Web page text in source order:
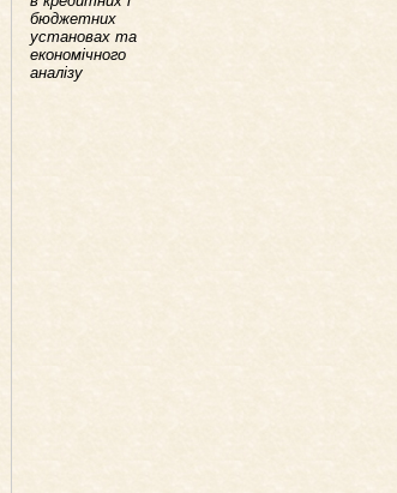
бюджетних
установах та
економічного
аналізу